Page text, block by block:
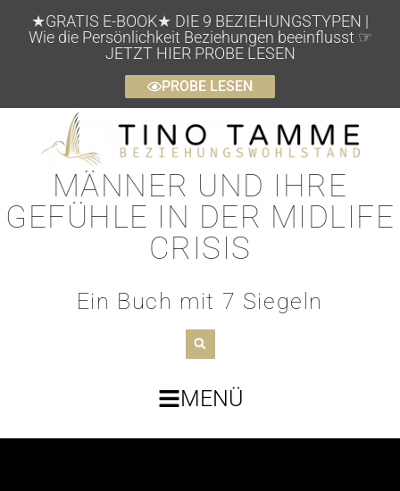
★GRATIS E-BOOK★ DIE 9 BEZIEHUNGSTYPEN |
Wie die Persönlichkeit Beziehungen beeinflusst ☞
JETZT HIER PROBE LESEN
PROBE LESEN
MÄNNER UND IHRE
GEFÜHLE IN DER MIDLIFE
CRISIS
Ein Buch mit 7 Siegeln
MENÜ